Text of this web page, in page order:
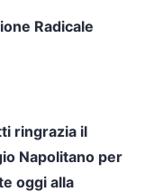
Radicale
ringrazia il
Napolitano per
oggi alla